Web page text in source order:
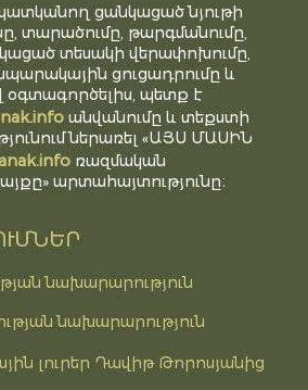
ցանկացած նյութի
տարածումը, թարգմանումը,
տեսակի վերափոխումը,
ցուցադրումը և
օգտագործելիս, պետք է
անվանումը և տեքստի
ներառել «ԱՅՍ ՄԱՍԻՆ
ռազմական
արտահայտությունը։
նախարարություն
նախարարություն
լուրեր Դավիթ Թորոսյանից